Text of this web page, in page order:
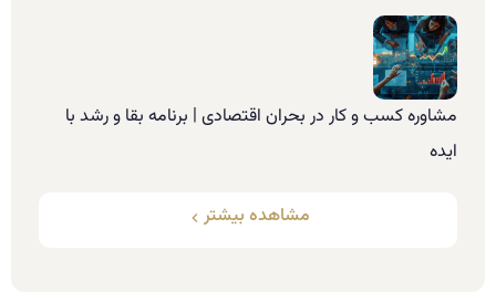
مشاوره کسب و کار در بحران اقتصادی | برنامه بقا و رشد با
ایده
مشاهده بیشتر